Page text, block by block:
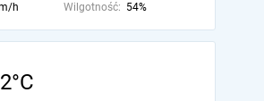
h Wilgotność: 54%